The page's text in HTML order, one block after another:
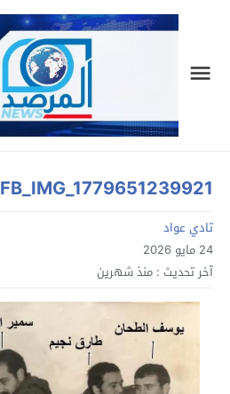
FB_IMG_1779651239921
تادي عواد
24 مايو 2026
آخر تحديث : منذ شهرين